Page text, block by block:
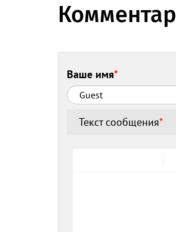
Ваше имя*
Текст сообщения*